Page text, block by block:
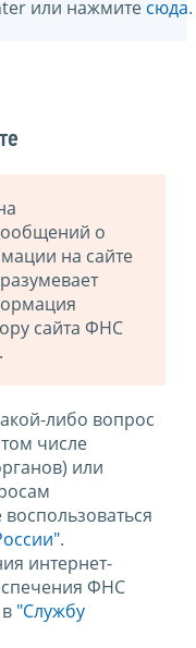
или нажмите сюда.
о
на сайте
сайта ФНС
либо вопрос
числе
или
.
интернет-
ФНС
"Службу